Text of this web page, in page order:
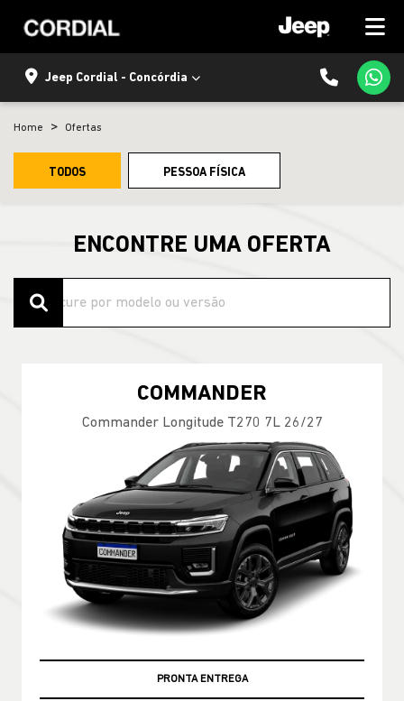
Jeep Cordial - Concórdia
Home Ofertas
TODOS PESSOA FÍSICA
ENCONTRE UMA OFERTA
COMMANDER
Commander Longitude T270 7L 26/27
PRONTA ENTREGA